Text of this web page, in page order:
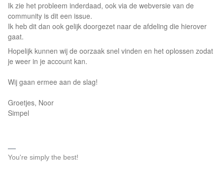
Ik zie het probleem inderdaad, ook via de webversie van de
community is dit een issue.
Ik heb dit dan ook gelijk doorgezet naar de afdeling die hierover
gaat.
Hopelijk kunnen wij de oorzaak snel vinden en het oplossen zodat
je weer in je account kan.
Wij gaan ermee aan de slag!
Groetjes, Noor
Simpel
You're simply the best!